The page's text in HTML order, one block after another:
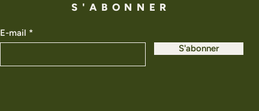
S'ABONNER
E-mail
S'abonner